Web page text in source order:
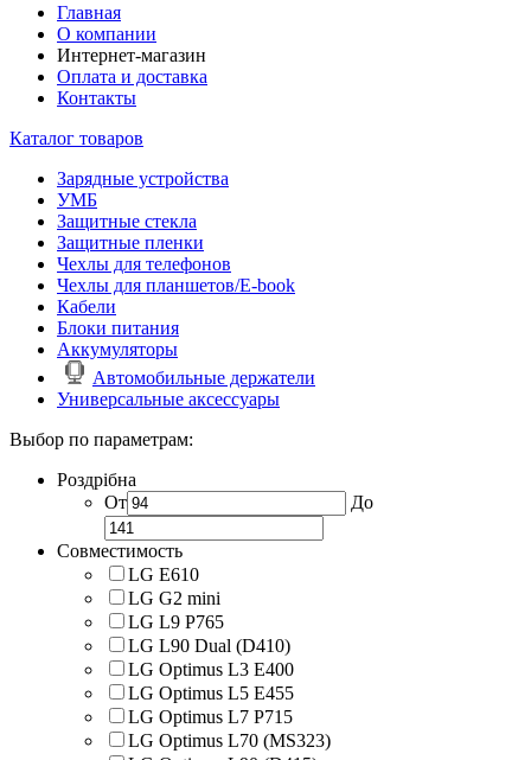
Главная
О компании
Интернет-магазин
Оплата и доставка
Контакты
Каталог товаров
Зарядные устройства
УМБ
Защитные стекла
Защитные пленки
Чехлы для телефонов
Чехлы для планшетов/E-book
Кабели
Блоки питания
Аккумуляторы
Автомобильные держатели
Универсальные аксессуары
Выбор по параметрам:
Роздрібна
От
До
Совместимость
LG E610
LG G2 mini
LG L9 P765
LG L90 Dual (D410)
LG Optimus L3 E400
LG Optimus L5 E455
LG Optimus L7 P715
LG Optimus L70 (MS323)